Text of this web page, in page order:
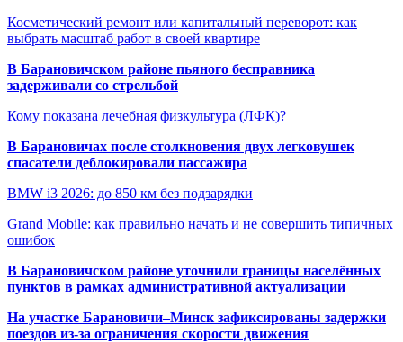
Косметический ремонт или капитальный переворот: как
выбрать масштаб работ в своей квартире
В Барановичском районе пьяного бесправника
задерживали со стрельбой
Кому показана лечебная физкультура (ЛФК)?
В Барановичах после столкновения двух легковушек
спасатели деблокировали пассажира
BMW i3 2026: до 850 км без подзарядки
Grand Mobile: как правильно начать и не совершить типичных
ошибок
В Барановичском районе уточнили границы населённых
пунктов в рамках административной актуализации
На участке Барановичи–Минск зафиксированы задержки
поездов из-за ограничения скорости движения